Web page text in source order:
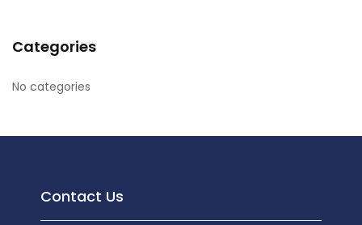
Categories
No categories
Contact Us